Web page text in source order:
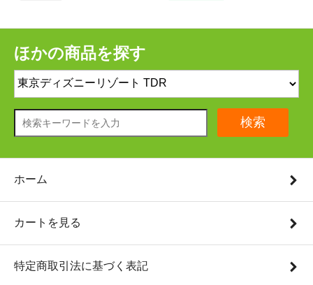
ほかの商品を探す
検索
ホーム
カートを見る
特定商取引法に基づく表記